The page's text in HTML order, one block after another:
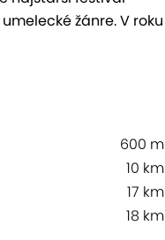
žánre. V roku
600 m
10 km
17 km
18 km